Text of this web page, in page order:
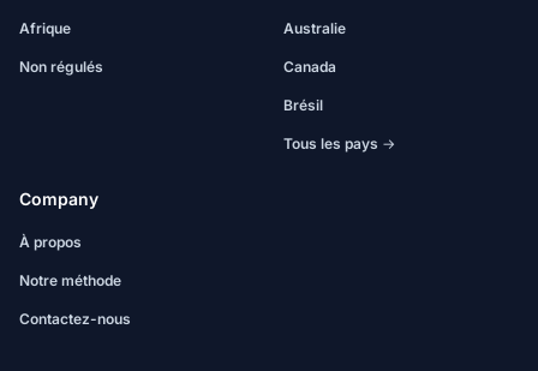
Afrique
Non régulés
Australie
Canada
Brésil
Tous les pays →
Company
À propos
Notre méthode
Contactez-nous